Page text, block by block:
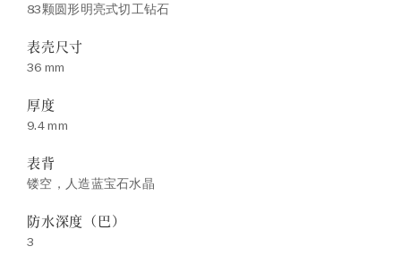
83颗圆形明亮式切工钻石
表壳尺寸
36 mm
厚度
9.4 mm
表背
镂空，人造蓝宝石水晶
防水深度（巴）
3